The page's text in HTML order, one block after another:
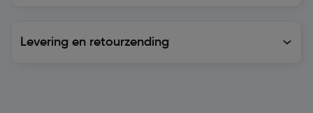
Levering en retourzending